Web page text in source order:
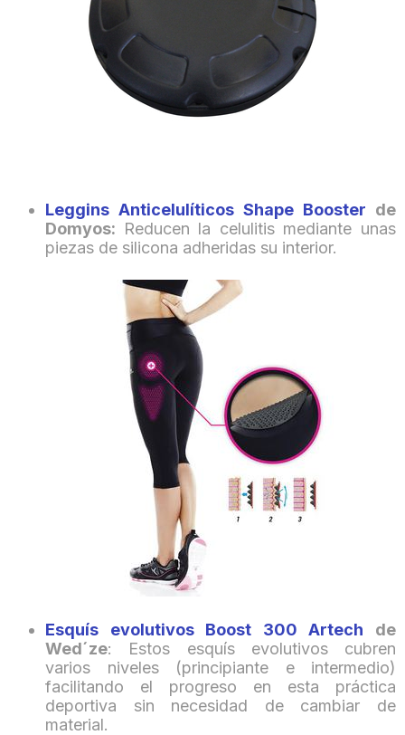
Leggins Anticelulíticos Shape Booster de
Domyos: Reducen la celulitis mediante unas
piezas de silicona adheridas su interior.
Esquís evolutivos Boost 300 Artech de
Wed´ze: Estos esquís evolutivos cubren
varios niveles (principiante e intermedio)
facilitando el progreso en esta práctica
deportiva sin necesidad de cambiar de
material.